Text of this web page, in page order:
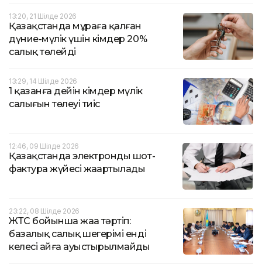
13:20, 21 Шілде 2026
Қазақстанда мұраға қалған
дүние-мүлік үшін кімдер 20%
салық төлейді
13:29, 14 Шілде 2026
1 қазанға дейін кімдер мүлік
салығын төлеуі тиіс
12:46, 09 Шілде 2026
Қазақстанда электронды шот-
фактура жүйесі жаңартылады
23:22, 08 Шілде 2026
ЖТС бойынша жаңа тәртіп:
базалық салық шегерімі енді
келесі айға ауыстырылмайды